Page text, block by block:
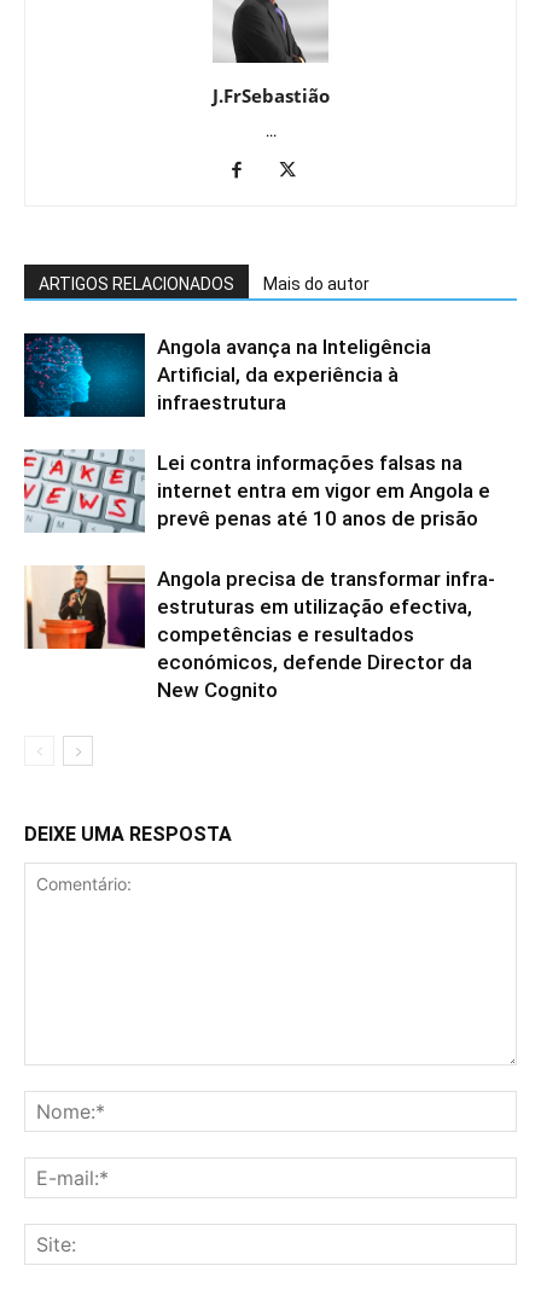
J.FrSebastião
...
ARTIGOS RELACIONADOS Mais do autor
Angola avança na Inteligência
Artificial, da experiência à
infraestrutura
Lei contra informações falsas na
internet entra em vigor em Angola e
prevê penas até 10 anos de prisão
Angola precisa de transformar infra-
estruturas em utilização efectiva,
competências e resultados
económicos, defende Director da
New Cognito
DEIXE UMA RESPOSTA